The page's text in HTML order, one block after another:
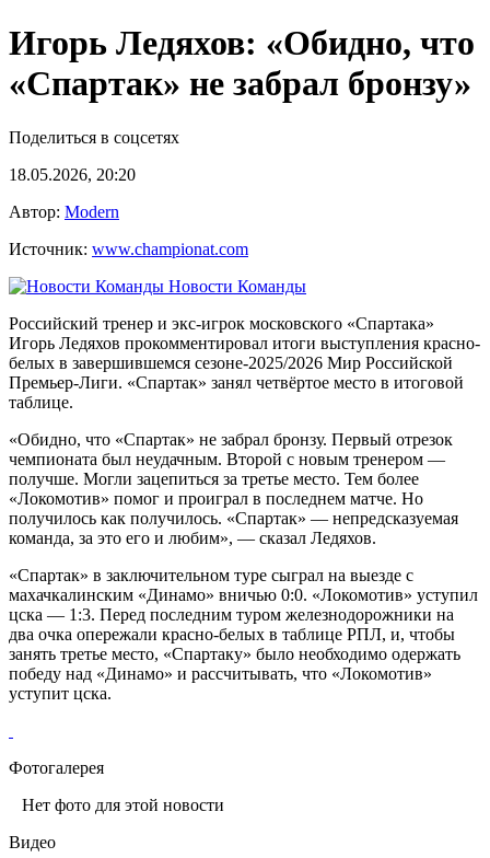
Игорь Ледяхов: «Обидно, что
«Спартак» не забрал бронзу»
Поделиться в соцсетях
18.05.2026, 20:20
Автор: Modern
Источник: www.championat.com
Новости Команды
Российский тренер и экс-игрок московского «Спартака»
Игорь Ледяхов прокомментировал итоги выступления красно-
белых в завершившемся сезоне-2025/2026 Мир Российской
Премьер-Лиги. «Спартак» занял четвёртое место в итоговой
таблице.
«Обидно, что «Спартак» не забрал бронзу. Первый отрезок
чемпионата был неудачным. Второй с новым тренером —
получше. Могли зацепиться за третье место. Тем более
«Локомотив» помог и проиграл в последнем матче. Но
получилось как получилось. «Спартак» — непредсказуемая
команда, за это его и любим», — сказал Ледяхов.
«Спартак» в заключительном туре сыграл на выезде с
махачкалинским «Динамо» вничью 0:0. «Локомотив» уступил
цска — 1:3. Перед последним туром железнодорожники на
два очка опережали красно-белых в таблице РПЛ, и, чтобы
занять третье место, «Спартаку» было необходимо одержать
победу над «Динамо» и рассчитывать, что «Локомотив»
уступит цска.
Фотогалерея
Нет фото для этой новости
Видео